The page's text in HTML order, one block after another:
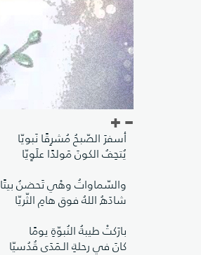
أسفرَ الصّبحُ مُشرِقًا نَبويّا
يُتحِفُ الكونَ مَولدًا علَوِيّا
والسّماواتُ وهْي تَحضنُ بيتًا
شادَهُ اللهُ فوق هامِ الثّريّا
بارَكتْ طيبةُ النُبوّةِ يومًا
كانَ في رحلةِ الـمَدَى قُدُسيّا